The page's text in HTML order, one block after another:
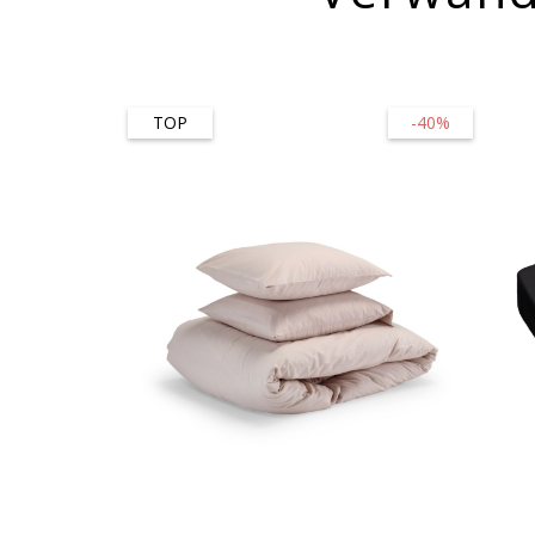
-40%
TOP